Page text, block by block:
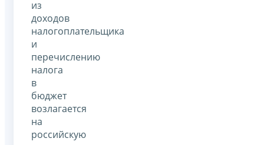
из
доходов
налогоплательщика
и
перечислению
налога
в
бюджет
возлагается
на
российскую